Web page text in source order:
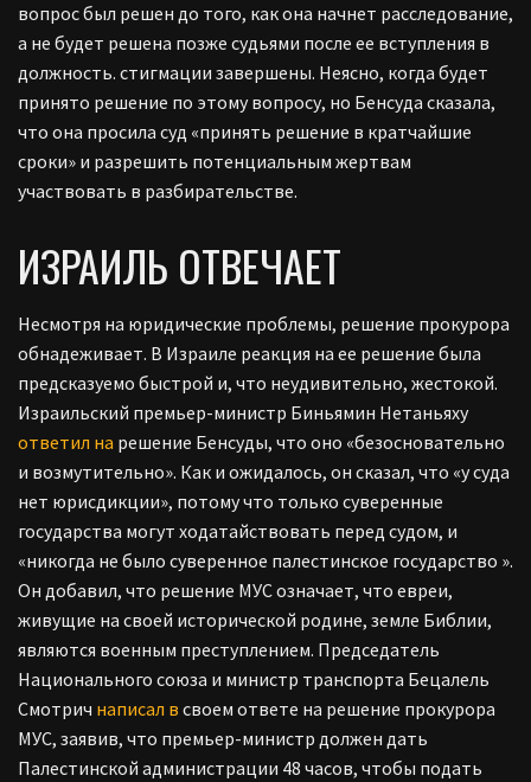
вопрос был решен до того, как она начнет расследование,
а не будет решена позже судьями после ее вступления в
должность. стигмации завершены. Неясно, когда будет
принято решение по этому вопросу, но Бенсуда сказала,
что она просила суд «принять решение в кратчайшие
сроки» и разрешить потенциальным жертвам
участвовать в разбирательстве.
ИЗРАИЛЬ ОТВЕЧАЕТ
Несмотря на юридические проблемы, решение прокурора
обнадеживает. В Израиле реакция на ее решение была
предсказуемо быстрой и, что неудивительно, жестокой.
Израильский премьер-министр Биньямин Нетаньяху
ответил на решение Бенсуды, что оно «безосновательно
и возмутительно». Как и ожидалось, он сказал, что «у суда
нет юрисдикции», потому что только суверенные
государства могут ходатайствовать перед судом, и
«никогда не было суверенное палестинское государство ».
Он добавил, что решение МУС означает, что евреи,
живущие на своей исторической родине, земле Библии,
являются военным преступлением. Председатель
Национального союза и министр транспорта Бецалель
Смотрич написал в своем ответе на решение прокурора
МУС, заявив, что премьер-министр должен дать
Палестинской администрации 48 часов, чтобы подать